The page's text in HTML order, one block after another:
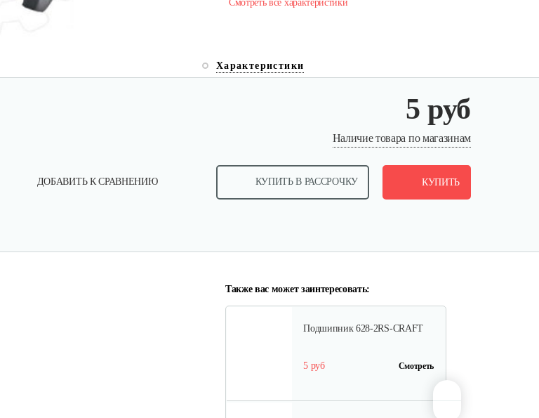
Смотреть все характеристики
Характеристики
5 руб
Наличие товара по магазинам
ДОБАВИТЬ К СРАВНЕНИЮ КУПИТЬ В РАССРОЧКУ КУПИТЬ
Также вас может заинтересовать:
Крепление руля, верхняя часть
Подшипник 628-2RS-CRAFT
5 руб Смотреть